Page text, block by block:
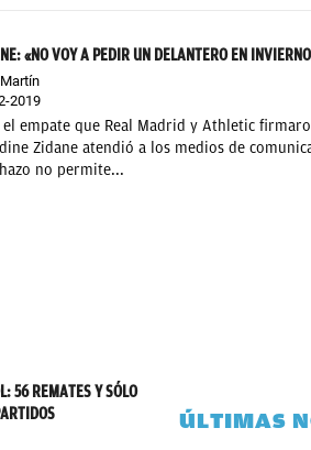
«NO VOY A PEDIR UN DELANTERO EN
2019
el empate que Real Madrid y Athletic
Zidane atendió a los medios de
no permite...
56 REMATES Y SÓLO
ÚLTIMAS